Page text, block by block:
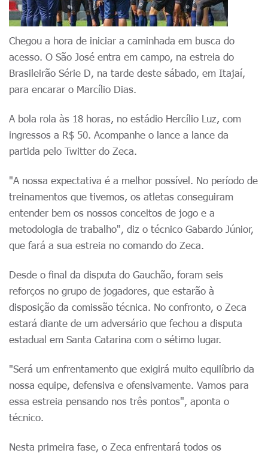
Chegou a hora de iniciar a caminhada em busca do
acesso. O São José entra em campo, na estreia do
Brasileirão Série D, na tarde deste sábado, em Itajaí,
para encarar o Marcílio Dias.
A bola rola às 18 horas, no estádio Hercílio Luz, com
ingressos a R$ 50. Acompanhe o lance a lance da
partida pelo Twitter do Zeca.
"A nossa expectativa é a melhor possível. No período de
treinamentos que tivemos, os atletas conseguiram
entender bem os nossos conceitos de jogo e a
metodologia de trabalho", diz o técnico Gabardo Júnior,
que fará a sua estreia no comando do Zeca.
Desde o final da disputa do Gauchão, foram seis
reforços no grupo de jogadores, que estarão à
disposição da comissão técnica. No confronto, o Zeca
estará diante de um adversário que fechou a disputa
estadual em Santa Catarina com o sétimo lugar.
"Será um enfrentamento que exigirá muito equilíbrio da
nossa equipe, defensiva e ofensivamente. Vamos para
essa estreia pensando nos três pontos", aponta o
técnico.
Nesta primeira fase, o Zeca enfrentará todos os